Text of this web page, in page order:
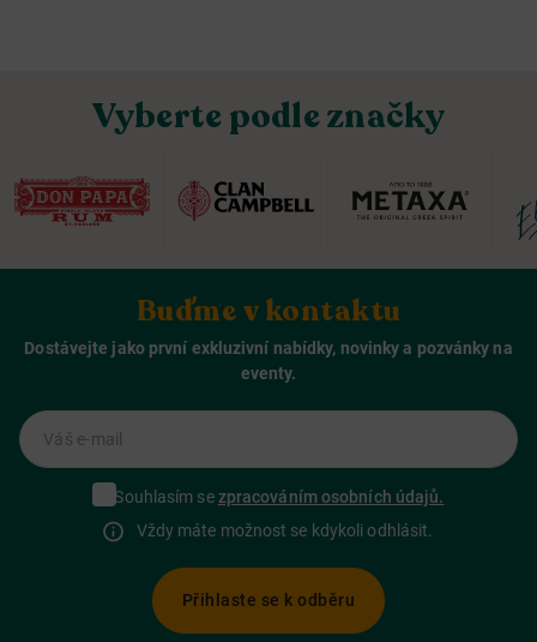
Vyberte podle značky
Buďme v kontaktu
Dostávejte jako první exkluzivní nabídky, novinky a pozvánky na
eventy.
Váš e-mail
Souhlasím sezpracováním osobních údajů.
Vždy máte možnost se kdykoli odhlásit.
Přihlaste se k odběru